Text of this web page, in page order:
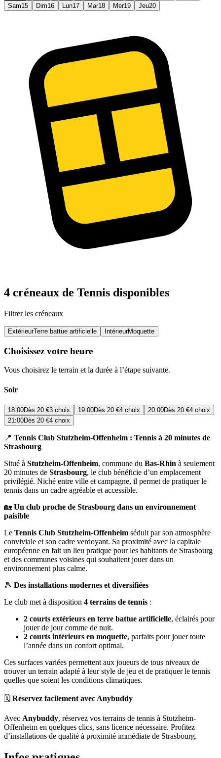
Sam15 Dim16 Lun17 Mar18 Mer19 Jeu20
4 créneaux de Tennis disponibles
Filtrer les créneaux
ExtérieurTerre battue artificielle IntérieurMoquette
Choisissez votre heure
Vous choisirez le terrain et la durée à l’étape suivante.
Soir
18:00Dès 20 €3 choix 19:00Dès 20 €4 choix 20:00Dès 20 €4 choix
21:00Dès 20 €4 choix
📍 Tennis Club Stutzheim-Offenheim : Tennis à 20 minutes de
Strasbourg
Situé à Stutzheim-Offenheim, commune du Bas-Rhin à seulement
20 minutes de Strasbourg, le club bénéficie d’un emplacement
privilégié. Niché entre ville et campagne, il permet de pratiquer le
tennis dans un cadre agréable et accessible.
🏡 Un club proche de Strasbourg dans un environnement
paisible
Le Tennis Club Stutzheim-Offenheim séduit par son atmosphère
conviviale et son cadre verdoyant. Sa proximité avec la capitale
européenne en fait un lieu pratique pour les habitants de Strasbourg
et des communes voisines qui souhaitent jouer dans un
environnement plus calme.
🎾 Des installations modernes et diversifiées
Le club met à disposition 4 terrains de tennis :
2 courts extérieurs en terre battue artificielle, éclairés pour
jouer de jour comme de nuit.
2 courts intérieurs en moquette, parfaits pour jouer toute
l’année dans un confort optimal.
Ces surfaces variées permettent aux joueurs de tous niveaux de
trouver un terrain adapté à leur style de jeu et de pratiquer le tennis
quelles que soient les conditions climatiques.
🗓️ Réservez facilement avec Anybuddy
Avec Anybuddy, réservez vos terrains de tennis à Stutzheim-
Offenheim en quelques clics, sans licence nécessaire. Profitez
d’installations de qualité à proximité immédiate de Strasbourg.